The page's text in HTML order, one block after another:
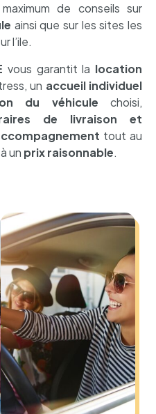
de conseils sur
ainsi que sur les sites les
l’ile.
vous garantit la location
un accueil individuel
du véhicule choisi,
de livraison et
tout au
un prix raisonnable.